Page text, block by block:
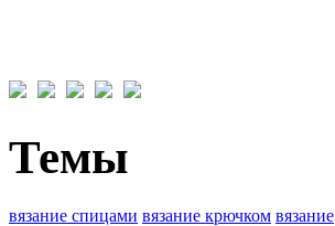
Темы
вязание спицами вязание крючком вязание